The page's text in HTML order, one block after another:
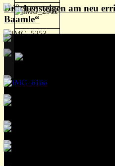
Drachensteigen am neu
Baamle“